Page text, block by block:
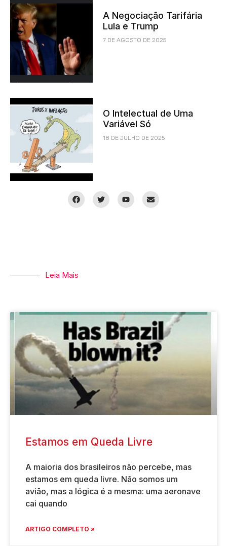
A Negociação Tarifária
Lula e Trump
7 DE AGOSTO DE 2025
O Intelectual de Uma
Variável Só
18 DE JULHO DE 2025
Leia Mais
Estamos em Queda Livre
A maioria dos brasileiros não percebe, mas
estamos em queda livre. Não somos um
avião, mas a lógica é a mesma: uma aeronave
cai quando
ARTIGO COMPLETO »